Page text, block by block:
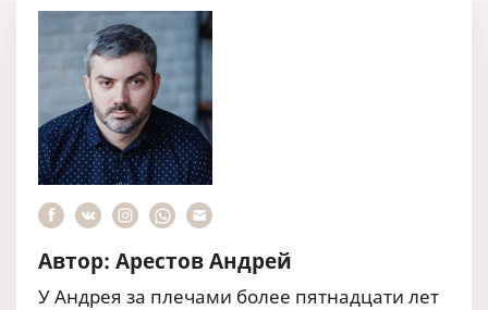
Автор: Арестов Андрей
У Андрея за плечами более пятнадцати лет